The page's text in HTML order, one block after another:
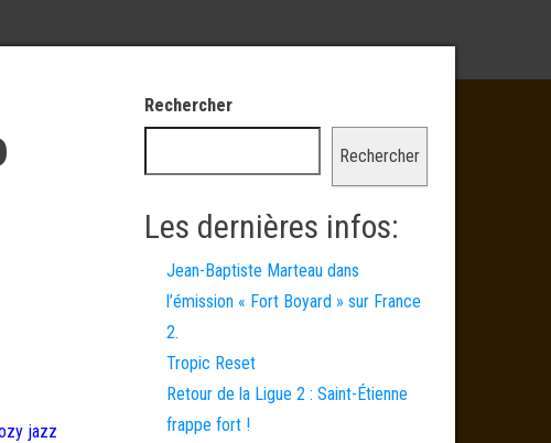
jazz
Rechercher
Rechercher
Les dernières infos:
Jean-Baptiste Marteau dans
l’émission « Fort Boyard » sur France
2.
Tropic Reset
Retour de la Ligue 2 : Saint-Étienne
frappe fort !